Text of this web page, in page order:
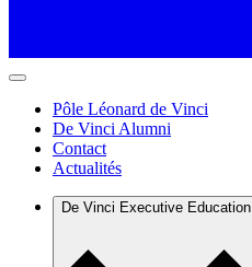
Pôle Léonard de Vinci
De Vinci Alumni
Contact
Actualités
De Vinci Executive Education